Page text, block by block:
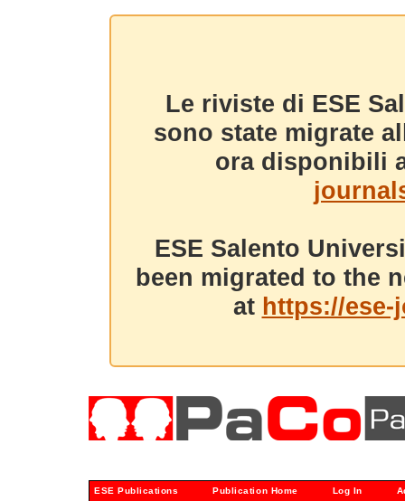
Le riviste di ESE
sono state migrate
ora disponibili
ESE Salento
been migrated to the
at https://
ESE Publications Publication Home Log In